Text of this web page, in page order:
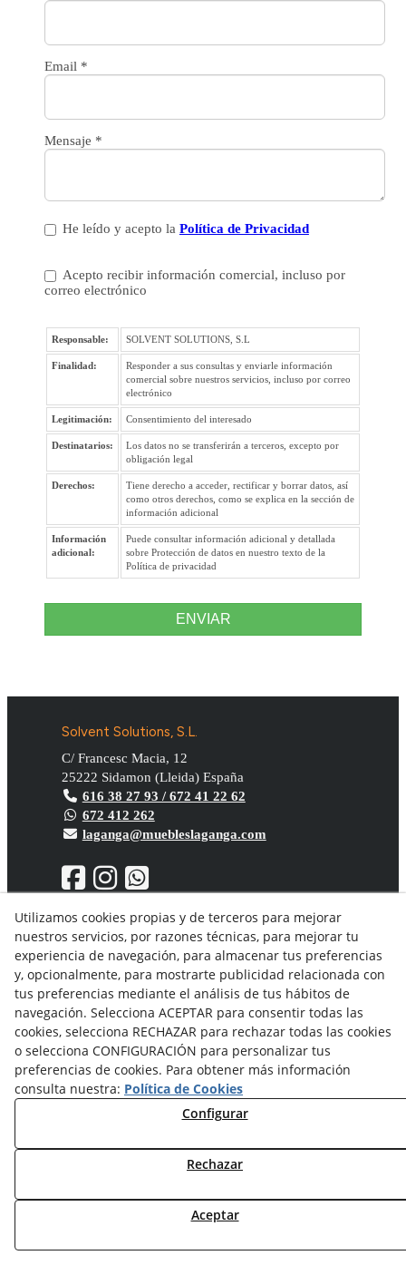
Email *
Mensaje *
He leído y acepto la Política de Privacidad
Acepto recibir información comercial, incluso por
correo electrónico
Responsable: SOLVENT SOLUTIONS, S.L
Finalidad:
Responder a sus consultas y enviarle información
comercial sobre nuestros servicios, incluso por correo
electrónico
Legitimación: Consentimiento del interesado
Destinatarios:
Los datos no se transferirán a terceros, excepto por
obligación legal
Derechos:
Tiene derecho a acceder, rectificar y borrar datos, así
como otros derechos, como se explica en la sección de
información adicional
Información
adicional:
Puede consultar información adicional y detallada
sobre Protección de datos en nuestro texto de la
Política de privacidad
ENVIAR
Solvent Solutions, S.L.
C/ Francesc Macia, 12
25222 Sidamon (Lleida) España
616 38 27 93 / 672 41 22 62
672 412 262
laganga@muebleslaganga.com
Aviso Legal
Política de privacidad
Política Cookies
Condiciones generales de compra
Derecho de desistimiento
Organismos de resolución de conflictos
© 08/2026 Solvent Solutions, S.L. (La Ganga) - Todos los
derechos reservados.
Utilizamos cookies propias y de terceros para mejorar
nuestros servicios, por razones técnicas, para mejorar tu
experiencia de navegación, para almacenar tus preferencias
y, opcionalmente, para mostrarte publicidad relacionada con
tus preferencias mediante el análisis de tus hábitos de
navegación. Selecciona ACEPTAR para consentir todas las
cookies, selecciona RECHAZAR para rechazar todas las cookies
o selecciona CONFIGURACIÓN para personalizar tus
preferencias de cookies. Para obtener más información
consulta nuestra: Política de Cookies
Configurar
Rechazar
Aceptar